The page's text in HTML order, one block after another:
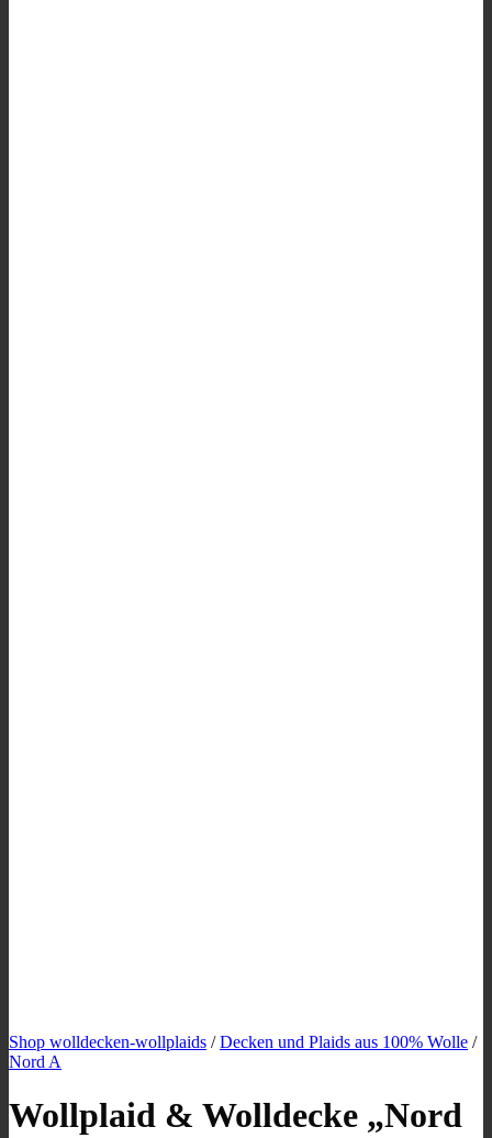
Shop wolldecken-wollplaids / Decken und Plaids aus 100% Wolle /
Nord A
Wollplaid & Wolldecke „Nord